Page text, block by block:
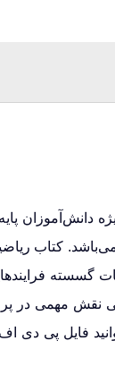
دانش‌آموزان
گسسته
نقش مهمی در
فایل پی دی